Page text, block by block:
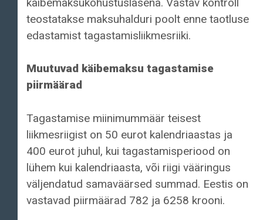
teostatakse maksuhalduri poolt enne taotluse
edastamist tagastamisliikmesriiki.
Muutuvad käibemaksu tagastamise
piirmäärad
Tagastamise miinimummäär teisest
liikmesriigist on 50 eurot kalendriaastas ja
400 eurot juhul, kui tagastamisperiood on
lühem kui kalendriaasta, või riigi vääringus
väljendatud samaväärsed summad. Eestis on
vastavad piirmäärad 782 ja 6258 krooni.